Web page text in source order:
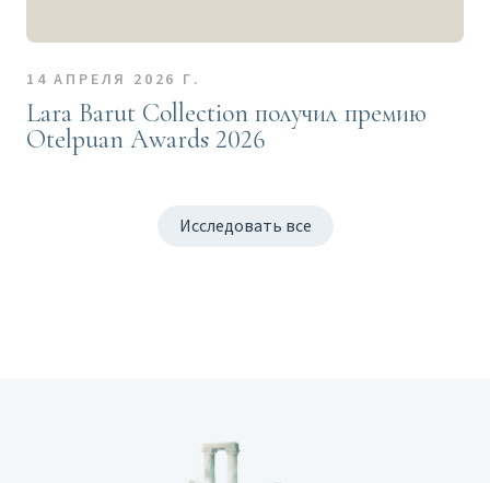
14 АПРЕЛЯ 2026 Г.
Lara Barut Collection получил премию
Otelpuan Awards 2026
Исследовать все